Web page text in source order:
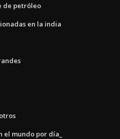
de petróleo
en la india
mundo por día_